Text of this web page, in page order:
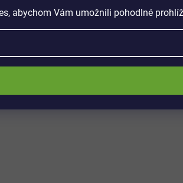
abychom Vám umožnili pohodlné